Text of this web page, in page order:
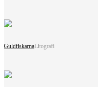
GuldfiskarnaLitografi